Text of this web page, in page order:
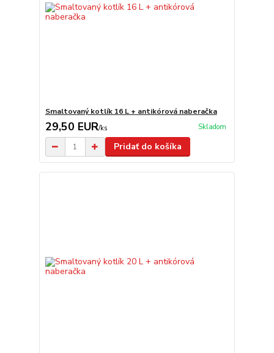
Smaltovaný kotlík 16 L + antikórová naberačka
29,50 EUR/ks Skladom
Pridať do košíka